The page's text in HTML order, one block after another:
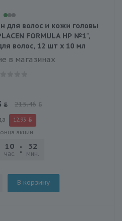
для волос и кожи головы
FORMULA НР №1",
волос, 12 шт х 10 мл
в магазинах
215.46
12.93
акции
10
час.
32
мин.
В корзину